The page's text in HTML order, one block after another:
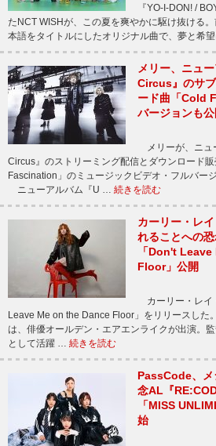
『YO-I-DON! /
たNCT WISHが、この夏を爽やかに駆け抜ける
本語をタイトルにしたオリジナル曲で、夢と希
メリー、ニュ
Circus』のサ
ード曲「Cold
バージョンも公
メリーが、ニュ
Circus』のストリーミング配信とダウンロード
Fascination」のミュージックビデオ・フルバー
ニューアルバム『U … 続きを読む
カーリー・レ
れることへの
「Don't
Floor」公開
カーリー・レイ
Leave Me on the Dance Floor」をリリースし
は、俳優オールデン・エアエンライクが出演。
として活躍 … 続きを読む
PassCode、メ
念AL『
「MISS
始